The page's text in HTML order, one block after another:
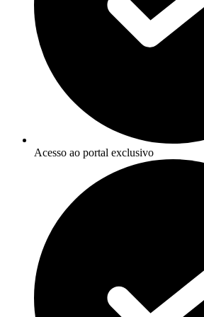
Acesso ao portal exclusivo